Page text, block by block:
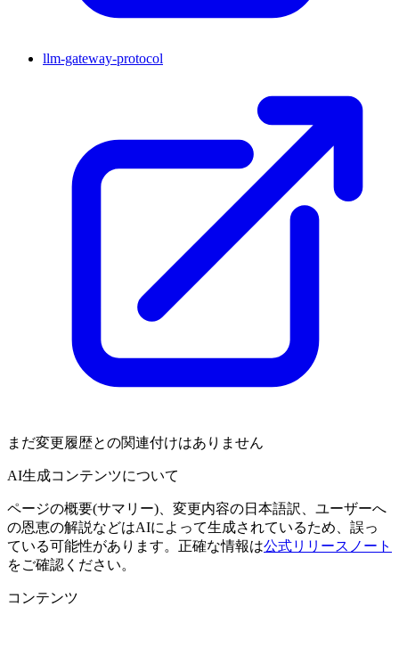
llm-gateway-protocol
まだ変更履歴との関連付けはありません
AI生成コンテンツについて
ページの概要(サマリー)、変更内容の日本語訳、ユーザーへ
の恩恵の解説などはAIによって生成されているため、誤っ
ている可能性があります。正確な情報は公式リリースノート
をご確認ください。
コンテンツ